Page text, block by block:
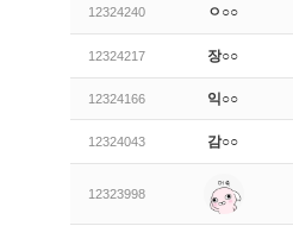
12324240 ㅇ○○
12324217 장○○
12324166 익○○
12324043 감○○
12323998